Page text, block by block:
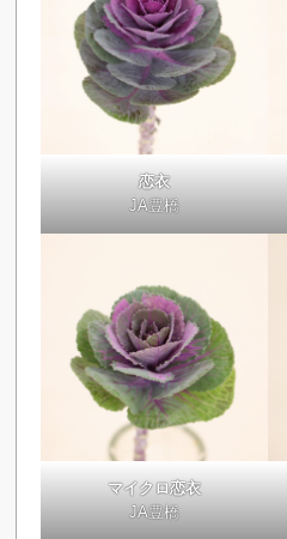
恋衣
JA豊橋
マイクロ恋衣
JA豊橋